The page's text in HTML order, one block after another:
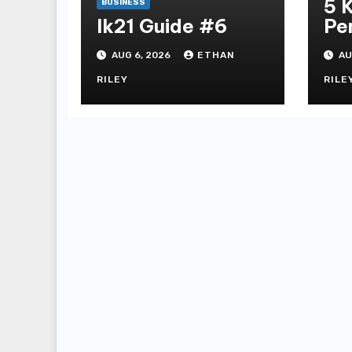
BUSINESS
lk21 Guide #6
AUG 6, 2026 ETHAN
RILEY
5